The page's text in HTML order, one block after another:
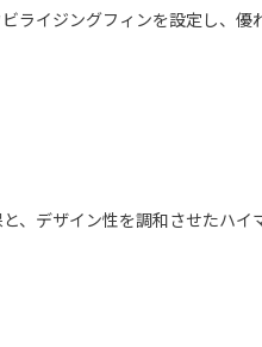
ライジングフィンを設定し、優
、デザイン性を調和させたハイ